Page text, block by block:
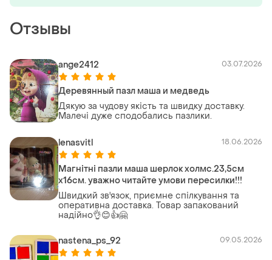
Отзывы
ange2412 03.07.2026
Деревянный пазл маша и медведь
Дякую за чудову якість та швидку доставку.
Малечі дуже сподобались пазлики.
lenasvitl 18.06.2026
Магнітні пазли маша шерлок холмс.23,5см
х16см. уважно читайте умови пересилки!!!
Швидкий зв'язок, приємне спілкування та
оперативна доставка. Товар запакований
надійно👌😊👍🤗
nastena_ps_92 09.05.2026